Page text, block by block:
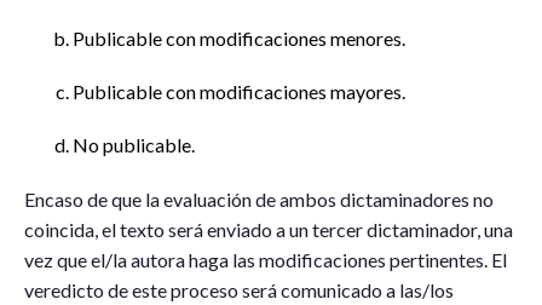
Publicable con modificaciones menores.
Publicable con modificaciones mayores.
No publicable.
Encaso de que la evaluación de ambos dictaminadores no
coincida, el texto será enviado a un tercer dictaminador, una
vez que el/la autora haga las modificaciones pertinentes. El
veredicto de este proceso será comunicado a las/los